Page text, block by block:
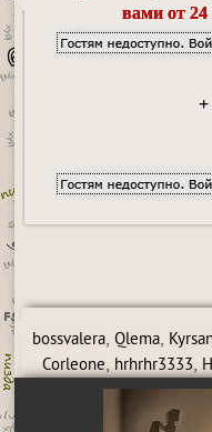
вами от 24
+
bossvalera, Qlema,
Corleone, hrhrhr3333,